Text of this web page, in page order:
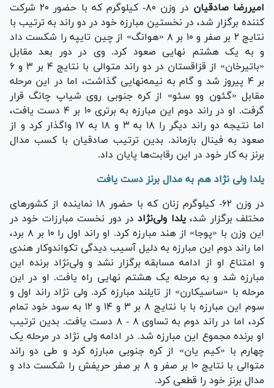
امیررضا صادقیان
در وزن ۸۰- کیلوگرم که با حضور ۲۰ شرکت
کننده برگزار شد، در نخستین مبارزه خود در دو راند به ترتیب با
نتایج ۲ بر صفر و ۱۰ بر ۸ «هوانگ» از چین تایپه را شکست داد
و به یک هشتم نهایی صعود کرد. وی در دور بعد مقابل
«باتیرخان» از قزاقستان در دو راند متوالی با نتایج ۴ بر ۳ و ۶
بر ۴ پیروز شد و گام به نیمه‌نهایی گذاشت، اما در این مرحله
مقابل «گئون وو سئو» از کره جنوبی روی شیاپ چانگ قرار
گرفت. او در راند دوم این مبارزه به برتری ۱۰ بر ۴ دست یافت،
اما نتیجه دو راند دیگر را ۱۸ به ۳ و ۱۸ به ۱۷ واگذار کرد و از
صعود به فینال بازماند. بدین ترتیب صادقیان با کسب مدال
برنز به کار خود در این رقابت‌ها پایان داد.
یلدا ولی نژاد هم به مدال برنز دست یافت
در وزن ۶۲- کیلوگرم زنان که با حضور ۱۸ نماینده از کشور‌های
مختلف برگزار شد،یلدا ولی‌نژاددر دور نخست مبارزات خود در
این وزن با «پوجا» از هند مبارزه کرد. او راند اول را ۱۰ بر ۸ برد،
اما راند دوم این مبارزه به دلیل آسیب دیدگی تکواندوکار هندی
و امتناع او از ادامه مسابقه برگزار نشد و ولی‌نژاد برنده این
مبارزه شد و به مرحله یک هشتم نهایی راه یافت. او در این
مرحله با «ساسیکارن» از تایلند مبارزه کرد. ولی نژاد راند اول و
سوم این مبارزه با با نتایج ۸ بر ۳ و ۱۴ و ۱۲ به سود خود تمام
کرد، اما در راند دوم به تساوی ۸ - ۸ دست یافت. بدین ترتیب
او برنده مجموع این مبارزه شد. در ادامه ولی نژاد در مرحله یک
چهارم با «کیم یان» از کره جنوبی مبارزه کرد و طی دو راند
متوالی با نتایج ۱۰ بر صفر و ۸ بر صفر حریفش را شکست داد و
مدال برنز خود را قطعی کرد.